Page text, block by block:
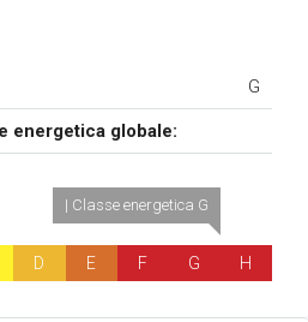
G
energetica globale:
D E F
| Classe energetica G
G H